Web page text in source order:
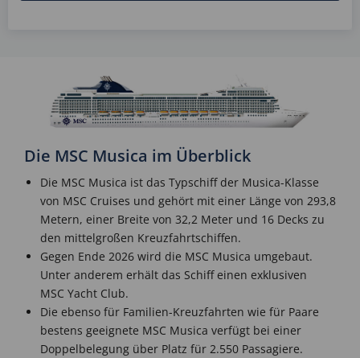
Die MSC Musica im Überblick
Die MSC Musica ist das Typschiff der Musica-Klasse
von MSC Cruises und gehört mit einer Länge von 293,8
Metern, einer Breite von 32,2 Meter und 16 Decks zu
den mittelgroßen Kreuzfahrtschiffen.
Gegen Ende 2026 wird die MSC Musica umgebaut.
Unter anderem erhält das Schiff einen exklusiven
MSC Yacht Club.
Die ebenso für Familien-Kreuzfahrten wie für Paare
bestens geeignete MSC Musica verfügt bei einer
Doppelbelegung über Platz für 2.550 Passagiere.